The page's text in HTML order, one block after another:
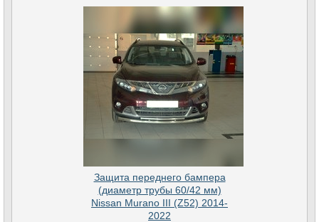
Защита переднего бампера
(диаметр трубы 60/42 мм)
Nissan Murano III (Z52) 2014-
2022